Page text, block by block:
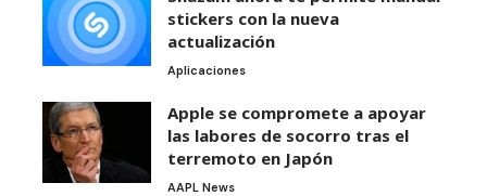
stickers con la nueva
actualización
Aplicaciones
Apple se compromete a apoyar
las labores de socorro tras el
terremoto en Japón
AAPL News